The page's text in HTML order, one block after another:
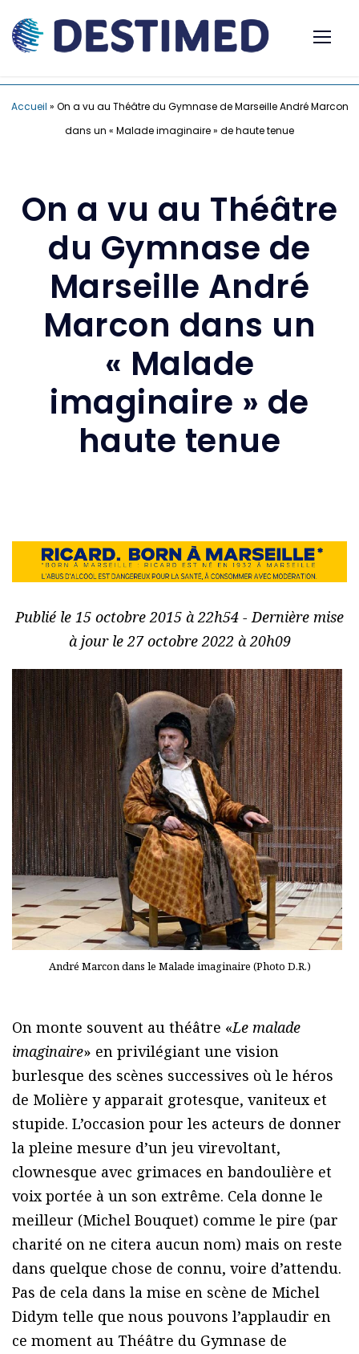
Accueil » On a vu au Théâtre du Gymnase de Marseille André Marcon
dans un « Malade imaginaire » de haute tenue
On a vu au Théâtre
du Gymnase de
Marseille André
Marcon dans un
« Malade
imaginaire » de
haute tenue
Publié le 15 octobre 2015 à 22h54 - Dernière mise
à jour le 27 octobre 2022 à 20h09
André Marcon dans le Malade imaginaire (Photo D.R.)
On monte souvent au théâtre «Le malade
imaginaire» en privilégiant une vision
burlesque des scènes successives où le héros
de Molière y apparait grotesque, vaniteux et
stupide. L’occasion pour les acteurs de donner
la pleine mesure d’un jeu virevoltant,
clownesque avec grimaces en bandoulière et
voix portée à un son extrême. Cela donne le
meilleur (Michel Bouquet) comme le pire (par
charité on ne citera aucun nom) mais on reste
dans quelque chose de connu, voire d’attendu.
Pas de cela dans la mise en scène de Michel
Didym telle que nous pouvons l’applaudir en
ce moment au Théâtre du Gymnase de